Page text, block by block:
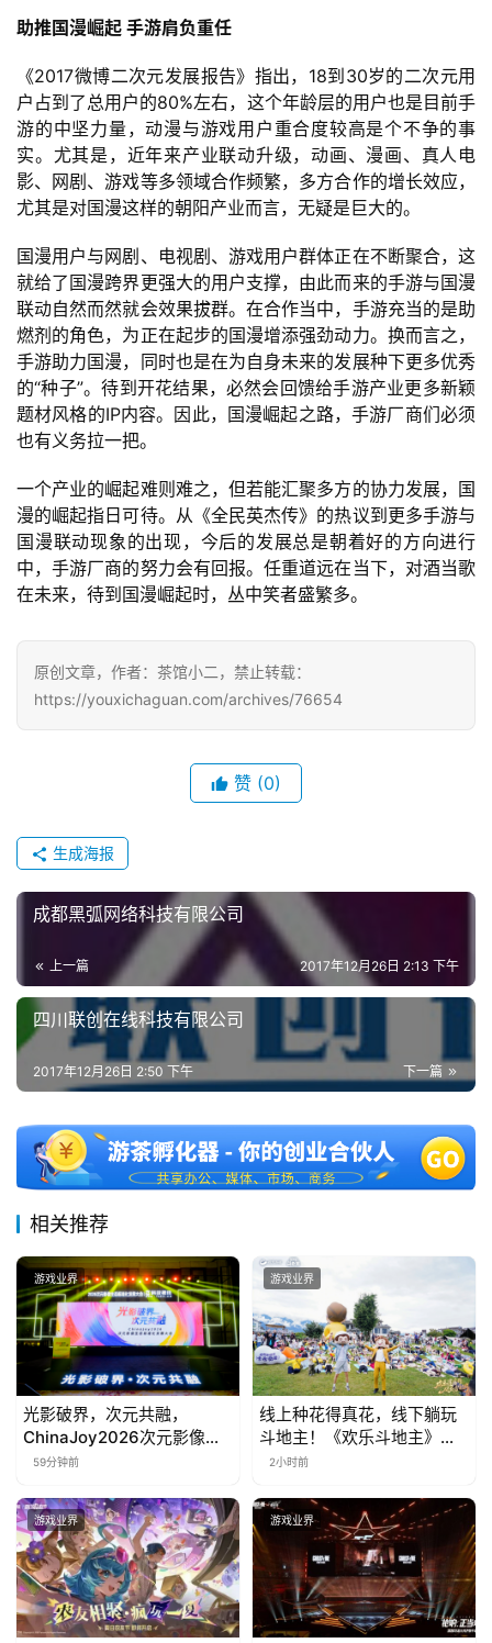
奖
7
月
3
0
日
游
茶
对
接
会
上
海
站
中
助推国漫崛起 手游肩负重任
《2017微博二次元发展报告》指出，18到30岁的二次元用
户占到了总用户的80%左右，这个年龄层的用户也是目前手
游的中坚力量，动漫与游戏用户重合度较高是个不争的事
实。尤其是，近年来产业联动升级，动画、漫画、真人电
影、网剧、游戏等多领域合作频繁，多方合作的增长效应，
尤其是对国漫这样的朝阳产业而言，无疑是巨大的。
国漫用户与网剧、电视剧、游戏用户群体正在不断聚合，这
就给了国漫跨界更强大的用户支撑，由此而来的手游与国漫
联动自然而然就会效果拔群。在合作当中，手游充当的是助
燃剂的角色，为正在起步的国漫增添强劲动力。换而言之，
手游助力国漫，同时也是在为自身未来的发展种下更多优秀
的“种子”。待到开花结果，必然会回馈给手游产业更多新颖
题材风格的IP内容。因此，国漫崛起之路，手游厂商们必须
也有义务拉一把。
一个产业的崛起难则难之，但若能汇聚多方的协力发展，国
漫的崛起指日可待。从《全民英杰传》的热议到更多手游与
国漫联动现象的出现，今后的发展总是朝着好的方向进行
中，手游厂商的努力会有回报。任重道远在当下，对酒当歌
在未来，待到国漫崛起时，丛中笑者盛繁多。
原创文章，作者：茶馆小二，禁止转载：
https://youxichaguan.com/archives/76654
赞 (0)
生成海报
成都黑弧网络科技有限公司
上一篇 2017年12月26日 2:13 下午
四川联创在线科技有限公司
下一篇
2017年12月26日 2:50 下午
相关推荐
游戏业界
光影破界，次元共融，
ChinaJoy2026次元影像生
态标准化发展大会盛大召开
59分钟前
游戏业界
线上种花得真花，线下躺玩
斗地主！《欢乐斗地主》欢
乐中国行·云南站精彩盘点
2小时前
游戏业界 游戏业界